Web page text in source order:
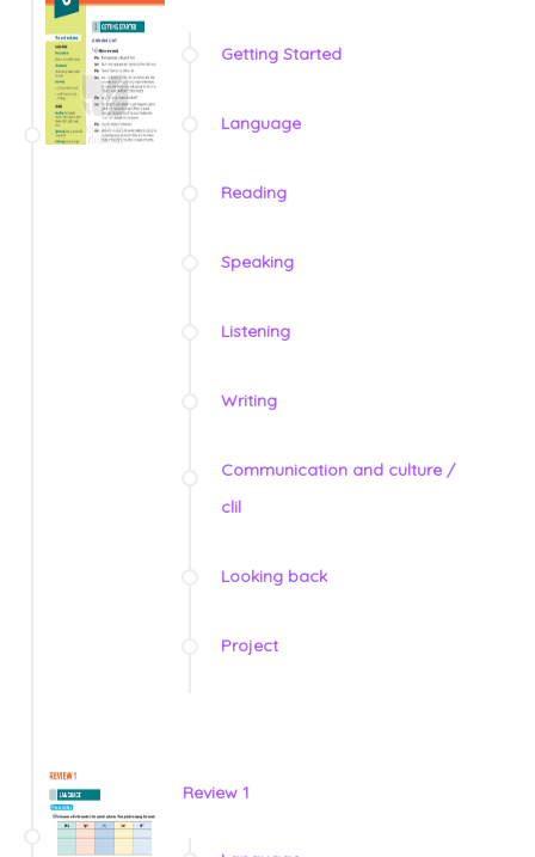
Getting Started
Language
Reading
Speaking
Listening
Writing
Communication and culture /
clil
Looking back
Project
Review 1